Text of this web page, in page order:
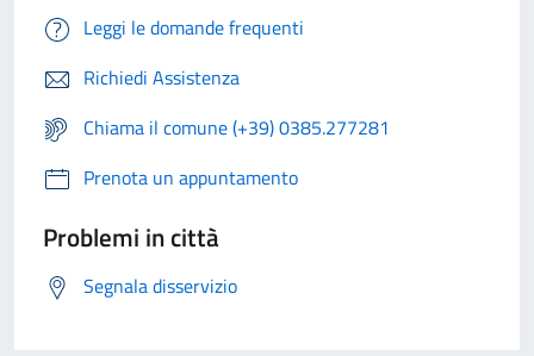
Leggi le domande frequenti
Richiedi Assistenza
Chiama il comune (+39) 0385.277281
Prenota un appuntamento
Problemi in città
Segnala disservizio